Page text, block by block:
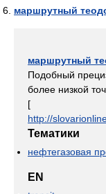
маршрутный
маршрутный
Подобный
более низкой
[
http://
Тематики
нефтегазовая
EN